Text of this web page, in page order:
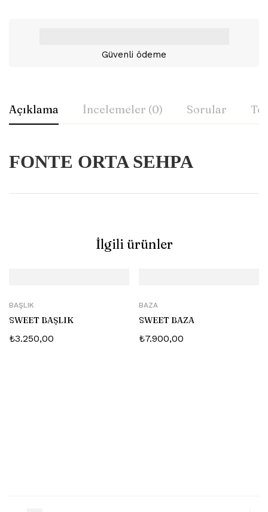
Güvenli ödeme
Açıklama İncelemeler (0) Sorular
FONTE ORTA SEHPA
İlgili ürünler
BAŞLIK
SWEET BAŞLIK
₺3.250,00
BAZA
SWEET BAZA
₺7.900,00